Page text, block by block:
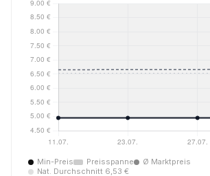
Min-Preis Preisspanne
Ø Marktpreis
Nat. Durchschnitt 6,53 €